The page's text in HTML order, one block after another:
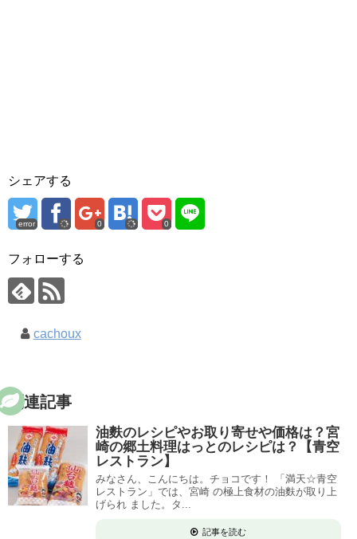
シェアする
error 0 0
フォローする
cachoux
関連記事
油麩のレシピやお取り寄せや価格は？宮
崎の郷土料理はっとのレシピは？【青空
レストラン】
みなさん、こんにちは。チョコです！ 「満天☆青空
レストラン」では、宮崎 の極上食材の油麩が取り上
げられ ました。タ...
記事を読む